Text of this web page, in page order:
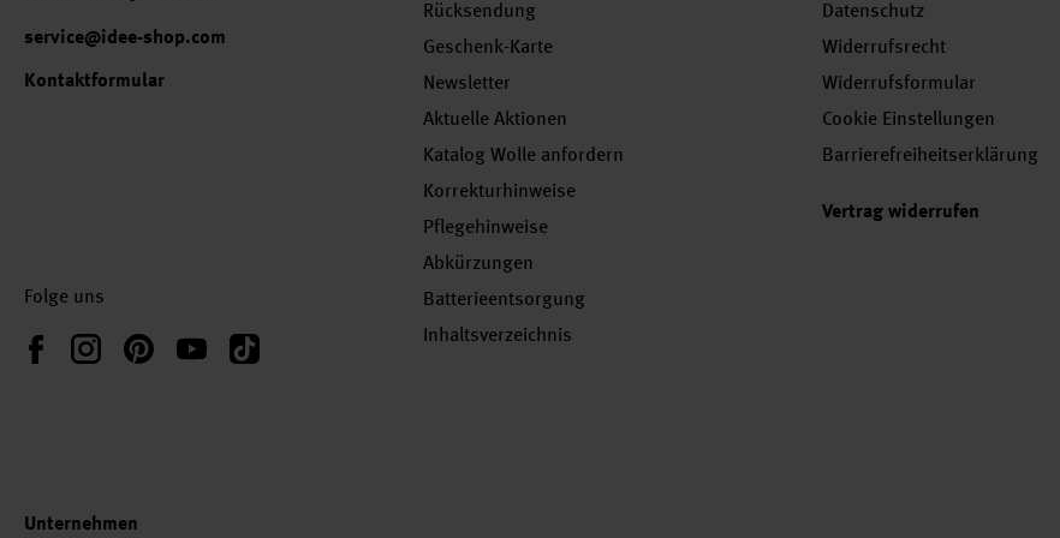
service@idee-shop.com
Kontaktformular
Folge uns
FacebookInstagramPinterestYouTubeTikTok
Rücksendung
Geschenk-Karte
Newsletter
Aktuelle Aktionen
Katalog Wolle anfordern
Korrekturhinweise
Pflegehinweise
Abkürzungen
Batterieentsorgung
Inhaltsverzeichnis
Datenschutz
Widerrufsrecht
Widerrufsformular
Cookie Einstellungen
Barrierefreiheitserklärung
Vertrag widerrufen
Unternehmen